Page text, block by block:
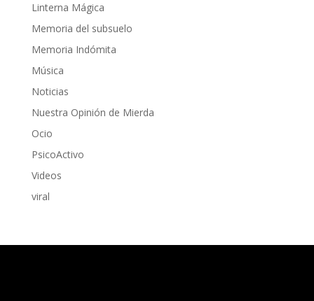
Linterna Mágica
Memoria del subsuelo
Memoria Indómita
Música
Noticias
Nuestra Opinión de Mierda
Ocio
PsicoActivo
Videos
viral